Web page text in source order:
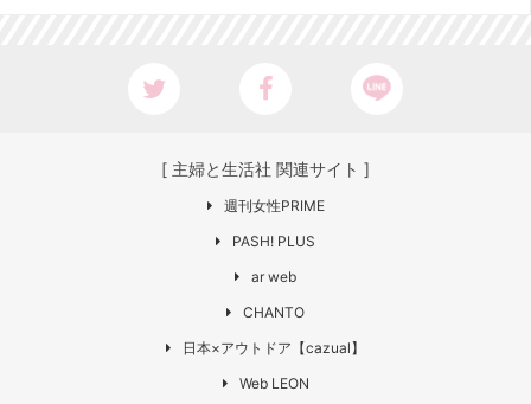
[ 主婦と生活社 関連サイト ]
週刊女性PRIME
PASH! PLUS
ar web
CHANTO
日本×アウトドア【cazual】
Web LEON